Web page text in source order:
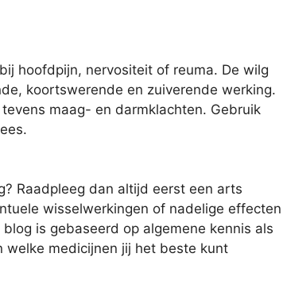
hoofdpijn, nervositeit of reuma. De wilg
koortswerende en zuiverende werking.
maag- en darmklachten. Gebruik
Raadpleeg dan altijd eerst een arts
wisselwerkingen of nadelige effecten
is gebaseerd op algemene kennis als
welke medicijnen jij het beste kunt